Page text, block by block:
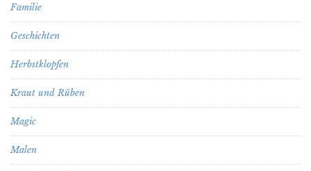
Familie
Geschichten
Herbstklopfen
Kraut und Rüben
Magic
Malen